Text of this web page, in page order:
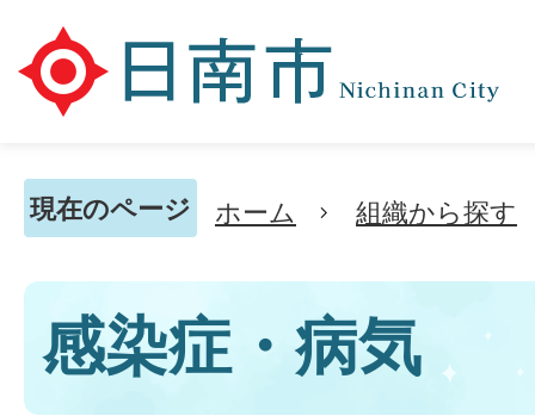
現在のページ ホーム 組織から探す
感染症・病気